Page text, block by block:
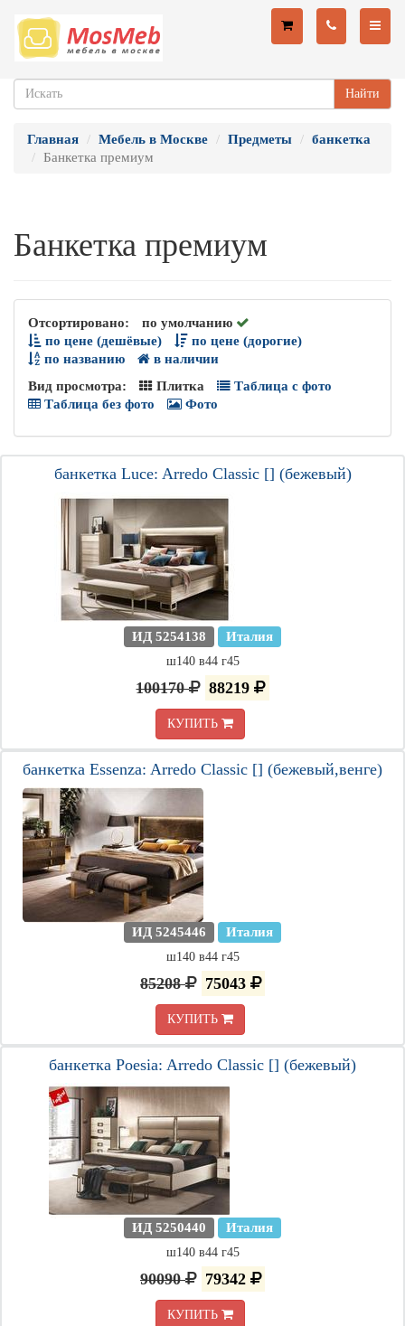
Найти
Главная Мебель в Москве Предметы
банкетка
Банкетка премиум
Банкетка премиум
Отсортировано:
по умолчанию
по цене (дешёвые)
по цене (дорогие)
по названию
в наличии
Вид просмотра:
Плитка
Таблица с фото
Таблица без фото
Фото
банкетка Luce: Arredo Classic [] (бежевый)
ИД 5254138 Италия
ш140 в44 г45
100170 88219
КУПИТЬ
банкетка Essenza: Arredo Classic [] (бежевый,венге)
ИД 5245446 Италия
ш140 в44 г45
85208 75043
КУПИТЬ
банкетка Poesia: Arredo Classic [] (бежевый)
ИД 5250440 Италия
ш140 в44 г45
90090 79342
КУПИТЬ